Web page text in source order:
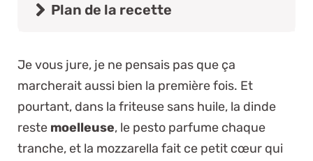
Plan de la recette
Je vous jure, je ne pensais pas que ça
marcherait aussi bien la première fois. Et
pourtant, dans la friteuse sans huile, la dinde
reste moelleuse, le pesto parfume chaque
tranche, et la mozzarella fait ce petit cœur qui